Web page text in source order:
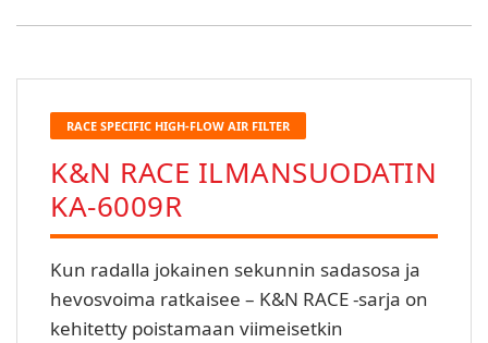
RACE SPECIFIC HIGH-FLOW AIR FILTER
K&N RACE ILMANSUODATIN
KA-6009R
Kun radalla jokainen sekunnin sadasosa ja
hevosvoima ratkaisee – K&N RACE -sarja on
kehitetty poistamaan viimeisetkin